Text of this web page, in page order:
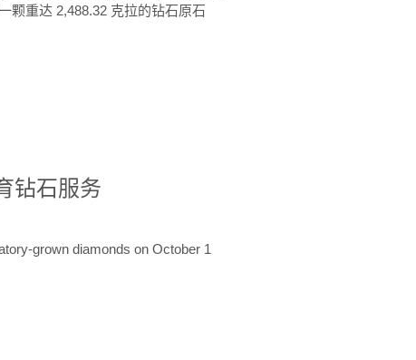
颗重达 2,488.32 克拉的钻石原石
钻石服务
grown diamonds on October 1